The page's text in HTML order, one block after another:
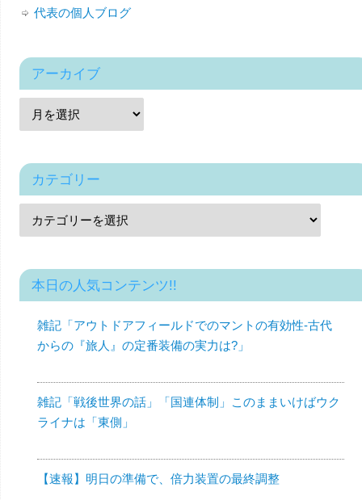
代表の個人ブログ
アーカイブ
カテゴリー
本日の人気コンテンツ!!
雑記「アウトドアフィールドでのマントの有効性-古代
からの『旅人』の定番装備の実力は?」
雑記「戦後世界の話」「国連体制」このままいけばウク
ライナは「東側」
【速報】明日の準備で、倍力装置の最終調整